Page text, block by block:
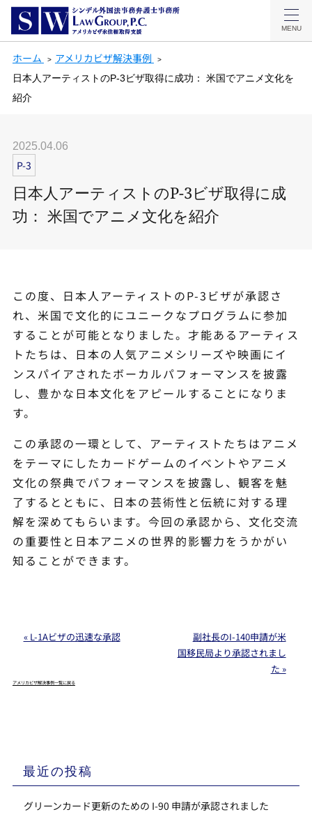
MENU
ホーム アメリカビザ解決事例
日本人アーティストのP-3ビザ取得に成功： 米国でアニメ文化を
紹介
2025.04.06
P-3
日本人アーティストのP-3ビザ取得に成
功： 米国でアニメ文化を紹介
この度、日本人アーティストのP-3ビザが承認さ
れ、米国で文化的にユニークなプログラムに参加
することが可能となりました。才能あるアーティス
トたちは、日本の人気アニメシリーズや映画にイ
ンスパイアされたボーカルパフォーマンスを披露
し、豊かな日本文化をアピールすることになりま
す。
この承認の一環として、アーティストたちはアニメ
をテーマにしたカードゲームのイベントやアニメ
文化の祭典でパフォーマンスを披露し、観客を魅
了するとともに、日本の芸術性と伝統に対する理
解を深めてもらいます。今回の承認から、文化交流
の重要性と日本アニメの世界的影響力をうかがい
知ることができます。
« L-1Aビザの迅速な承認
副社長のI-140申請が米
国移民局より承認されまし
た »
アメリカビザ解決事例一覧に戻る
最近の投稿
グリーンカード更新のための I-90 申請が承認されました